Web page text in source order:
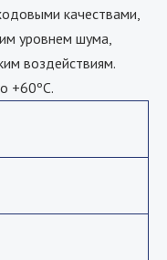
качествами,
уровнем шума,
воздействиям.
+60ºC.